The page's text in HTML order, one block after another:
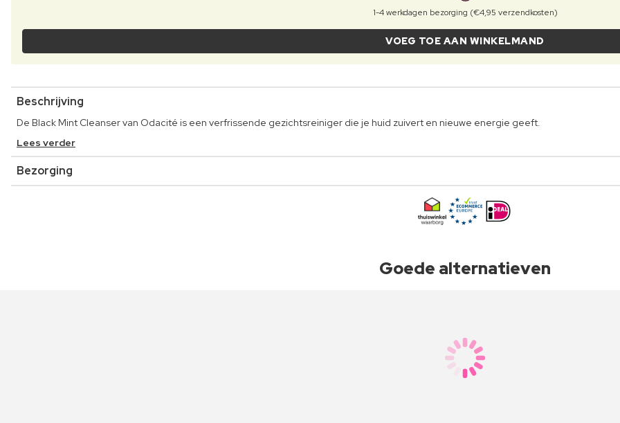
1-4 werkdagen bezorging (€4,95 verzendkosten)
VOEG TOE AAN WINKELMAND
Beschrijving
De Black Mint Cleanser van Odacité is een verfrissende gezichtsreiniger die je huid zuivert en nieuwe energie geeft.
Lees verder
Bezorging
Goede alternatieven